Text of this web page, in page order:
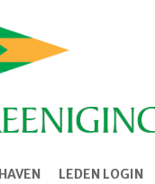
HAVEN LEDEN LOGIN